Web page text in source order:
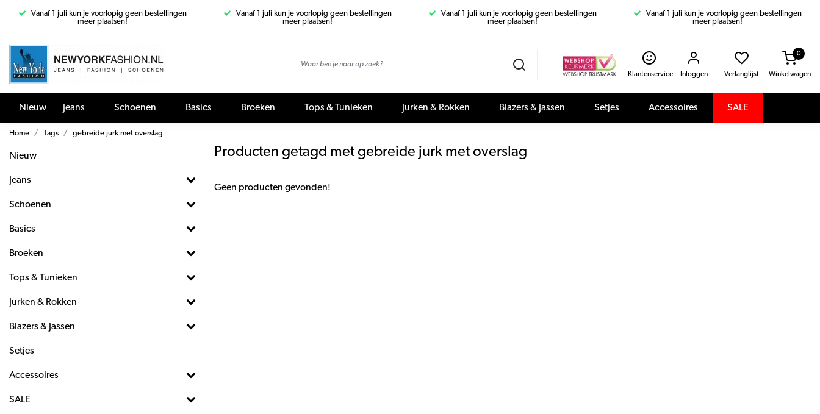
Vanaf 1 juli kun je voorlopig geen bestellingen
meer plaatsen!
Vanaf 1 juli kun je voorlopig geen bestellingen
meer plaatsen!
Vanaf 1 juli kun je voorlopig geen bestellingen
meer plaatsen!
Vanaf 1 juli kun je voorlopig geen bestellingen
meer plaatsen!
Klantenservice Inloggen Verlanglijst Winkelwagen
0
Nieuw Jeans Schoenen Basics Broeken Tops & Tunieken Jurken & Rokken Blazers & Jassen Setjes Accessoires SALE
Home Tags gebreide jurk met overslag
Nieuw
Jeans
Schoenen
Basics
Broeken
Tops & Tunieken
Jurken & Rokken
Blazers & Jassen
Setjes
Accessoires
SALE
Producten getagd met gebreide jurk met overslag
Geen producten gevonden!